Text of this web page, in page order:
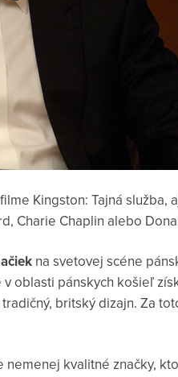
Kingston: Tajná služba,
Charie Chaplin alebo
na svetovej scéne
oblasti pánskych košieľ
britský dizajn. Za
kvalitné značky,